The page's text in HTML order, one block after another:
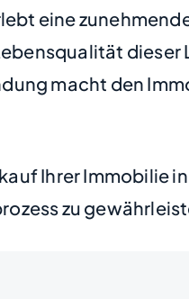
eine
dieser
macht den
Ihrer Immobilie
zu